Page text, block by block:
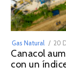
Gas Natural
ON
20
Canacol
con un